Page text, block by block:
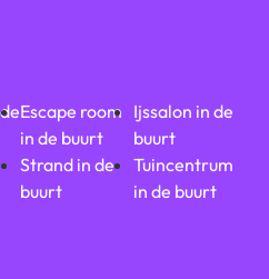
Escape room
in de buurt
Strand in de
buurt
Ijssalon in de
buurt
Tuincentrum
in de buurt